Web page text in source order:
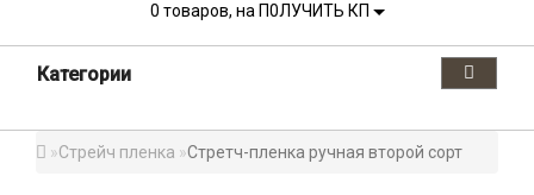
0 товаров, на П0ЛУЧИТЬ КП
Категории
Стрейч пленка Стретч-пленка ручная второй сорт